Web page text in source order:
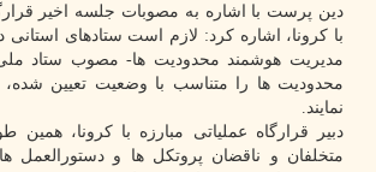
دین پرست با اشاره به مصوبات جلسه اخیر
با کرونا، اشاره کرد: لازم است ستادهای
مدیریت هوشمند محدودیت ها- مصوب ستاد
محدودیت ها را متناسب با وضعیت تعیین شده،
نمایند.
دبیر قرارگاه عملیاتی مبارزه با کرونا،
متخلفان و ناقضان پروتکل ها و دستورالعمل